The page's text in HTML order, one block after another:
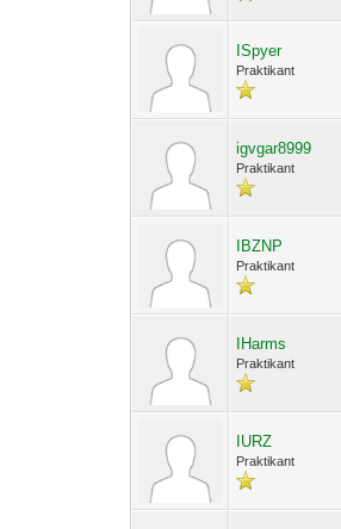
ISpyer
Praktikant
igvgar8999
Praktikant
IBZNP
Praktikant
IHarms
Praktikant
IURZ
Praktikant